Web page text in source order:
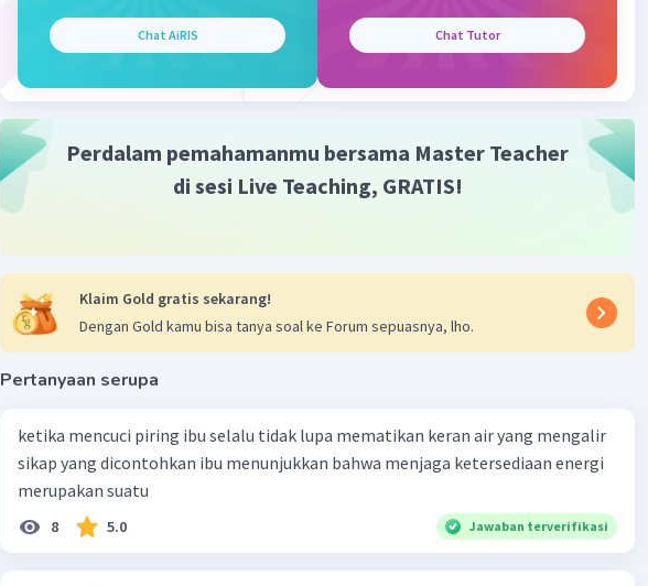
rancangannya.
Beri Rating·0.0(0) Balas
Chat AiRIS Chat Tutor
Perdalam pemahamanmu bersama Master Teacher
di sesi Live Teaching, GRATIS!
Klaim Gold gratis sekarang!
Dengan Gold kamu bisa tanya soal ke Forum sepuasnya, lho.
Pertanyaan serupa
ketika mencuci piring ibu selalu tidak lupa mematikan keran air yang mengalir
sikap yang dicontohkan ibu menunjukkan bahwa menjaga ketersediaan energi
merupakan suatu
8 5.0 Jawaban terverifikasi